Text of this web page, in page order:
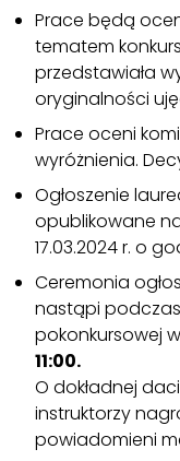
Prace będą
tematem
przedstawiała
oryginalności
Prace oceni
wyróżnienia.
Ogłoszenie
opublikowane
17.03.2024 r. o
Ceremonia
nastąpi
pokonkursowej
11:00.
O dokładnej
instruktorzy
powiadomieni